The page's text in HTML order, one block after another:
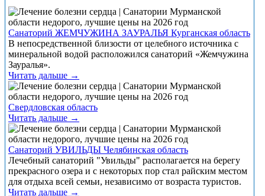
Санаторий ЖЕМЧУЖИНА ЗАУРАЛЬЯ Курганская область
В непосредственной близости от целебного источника с
минеральной водой расположился санаторий «Жемчужина
Зауралья».
Читать дальше →
Свердловская область
Читать дальше →
Санаторий УВИЛЬДЫ Челябинская область
Лечебный санаторий "Увильды" располагается на берегу
прекрасного озера и с некоторых пор стал райским местом
для отдыха всей семьи, независимо от возраста туристов.
Читать дальше →